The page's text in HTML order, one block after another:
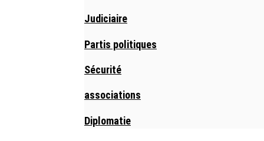
Judiciaire
Partis politiques
Sécurité
associations
Diplomatie